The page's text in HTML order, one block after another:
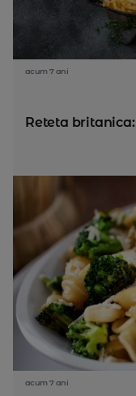
acum 7 ani
Reteta
acum 7 ani